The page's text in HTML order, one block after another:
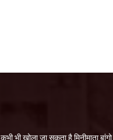
कभी भी खोला जा सकता है मिनीमाता बांगो